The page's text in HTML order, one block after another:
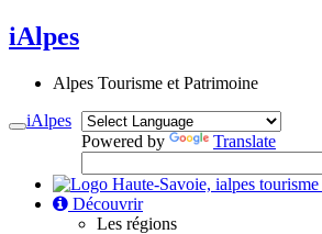
iAlpes
Alpes Tourisme et Patrimoine
Powered by Translate
Toggle
iAlpes
Découvrir
Les régions